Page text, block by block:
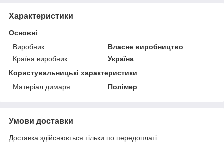
Характеристики
Основні
Виробник
Власне виробництво
Країна виробник
Україна
Користувальницькі характеристики
Матеріал димаря
Полімер
Умови доставки
Доставка здійснюється тільки по передоплаті.